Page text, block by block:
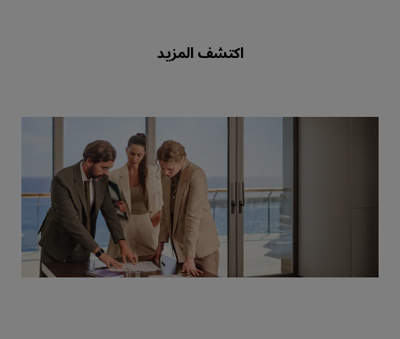
اكتشف المزيد